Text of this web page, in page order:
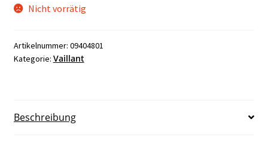
Nicht vorrätig
Artikelnummer: 09404801
Kategorie: Vaillant
Beschreibung